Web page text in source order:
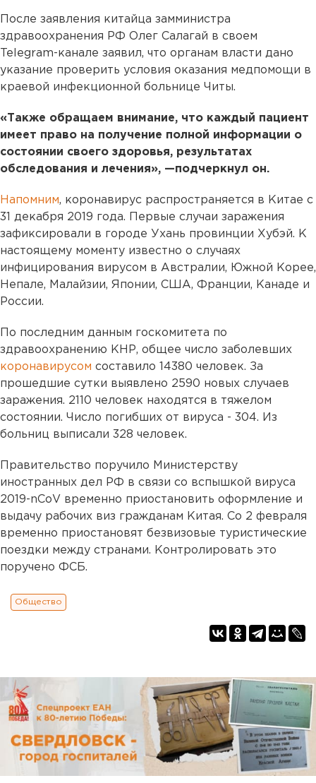
После заявления китайца замминистра
здравоохранения РФ Олег Салагай в своем
Telegram-канале заявил, что органам власти дано
указание проверить условия оказания медпомощи в
краевой инфекционной больнице Читы.
«Также обращаем внимание, что каждый пациент
имеет право на получение полной информации о
состоянии своего здоровья, результатах
обследования и лечения», —подчеркнул он.
Напомним, коронавирус распространяется в Китае с
31 декабря 2019 года. Первые случаи заражения
зафиксировали в городе Ухань провинции Хубэй. К
настоящему моменту известно о случаях
инфицирования вирусом в Австралии, Южной Корее,
Непале, Малайзии, Японии, США, Франции, Канаде и
России.
По последним данным госкомитета по
здравоохранению КНР, общее число заболевших
коронавирусом составило 14380 человек. За
прошедшие сутки выявлено 2590 новых случаев
заражения. 2110 человек находятся в тяжелом
состоянии. Число погибших от вируса - 304. Из
больниц выписали 328 человек.
Правительство поручило Министерству
иностранных дел РФ в связи со вспышкой вируса
2019-nCoV временно приостановить оформление и
выдачу рабочих виз гражданам Китая. Со 2 февраля
временно приостановят безвизовые туристические
поездки между странами. Контролировать это
поручено ФСБ.
Общество